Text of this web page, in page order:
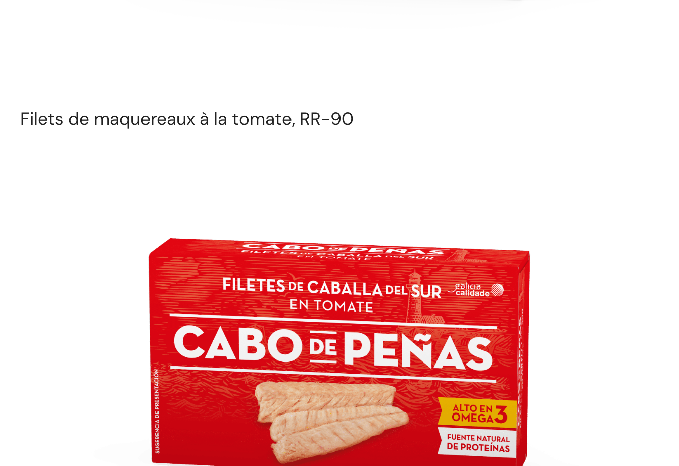
Filets de maquereaux à la tomate, RR-90